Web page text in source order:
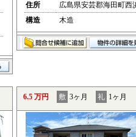
住所
広島県安芸郡海田町西
構造
木造
6.5 万円 敷 3ヶ月 礼 1ヶ月